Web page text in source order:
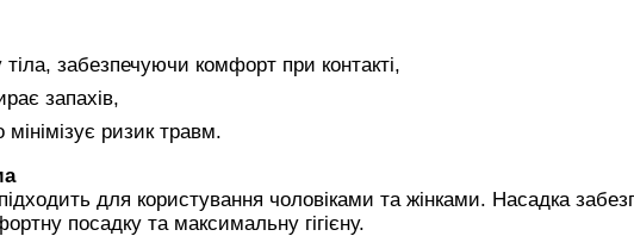
забезпечуючи комфорт при контакті,
запахів,
ризик травм.
для користування чоловіками та жінками. Насадка
посадку та максимальну гігієну.